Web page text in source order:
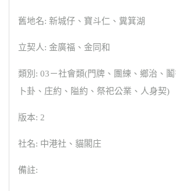
舊地名: 新城仔、寶斗仁、糞箕湖
立契人: 金廣福、金同和
類別: 03－社會類(門牌、團練、鄉治、鬮
卜卦、庄約、隘約、祭祀公業、人身契)
版本: 2
社名: 中港社、貓閣庄
備註: